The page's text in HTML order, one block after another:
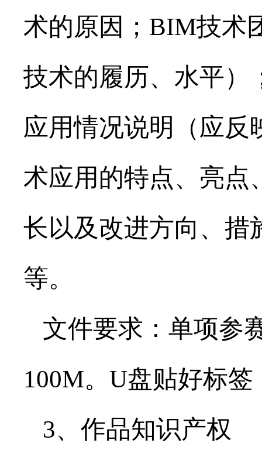
术的原因；BIM技术
技术的履历、水平
应用情况说明（应
术应用的特点、亮点
长以及改进方向、措
等。
文件要求：单项参
100M。U盘贴好标
3、作品知识产权